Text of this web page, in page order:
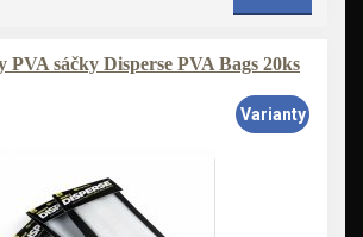
PVA sáčky Disperse PVA Bags 20ks
Varianty